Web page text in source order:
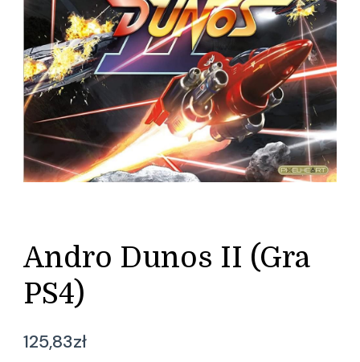
Andro Dunos II (Gra
PS4)
125,83zł